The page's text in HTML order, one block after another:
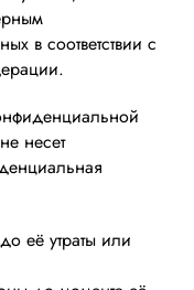
в соответствии с
несет
её утраты или